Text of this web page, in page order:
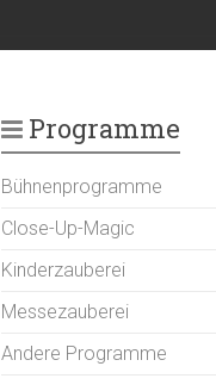
Programme
Bühnenprogramme
Close-Up-Magic
Kinderzauberei
Messezauberei
Andere Programme